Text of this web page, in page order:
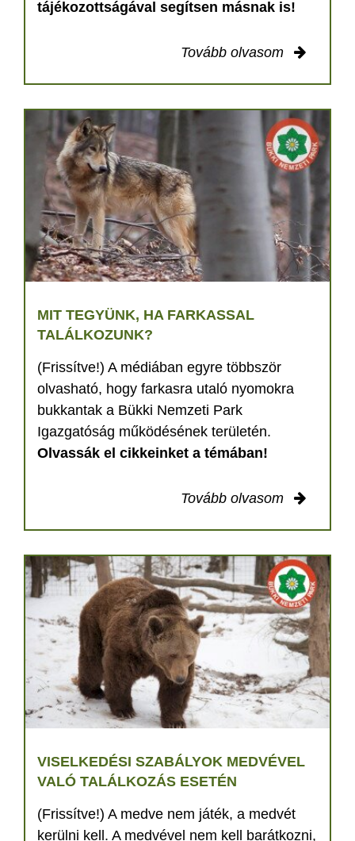
tájékozottságával segítsen másnak is!
Tovább olvasom
MIT TEGYÜNK, HA FARKASSAL
TALÁLKOZUNK?
(Frissítve!) A médiában egyre többször
olvasható, hogy farkasra utaló nyomokra
bukkantak a Bükki Nemzeti Park
Igazgatóság működésének területén.
Olvassák el cikkeinket a témában!
Tovább olvasom
VISELKEDÉSI SZABÁLYOK MEDVÉVEL
VALÓ TALÁLKOZÁS ESETÉN
(Frissítve!) A medve nem játék, a medvét
kerülni kell. A medvével nem kell barátkozni,